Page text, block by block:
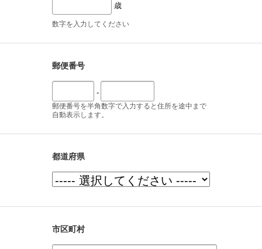
歳
数字を入力してください
郵便番号
-
郵便番号を半角数字で入力すると住所を途中まで
自動表示します。
都道府県
市区町村